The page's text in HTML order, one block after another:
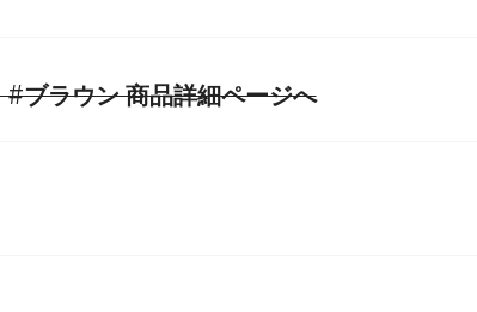
ブラウン 商品詳細ページへ